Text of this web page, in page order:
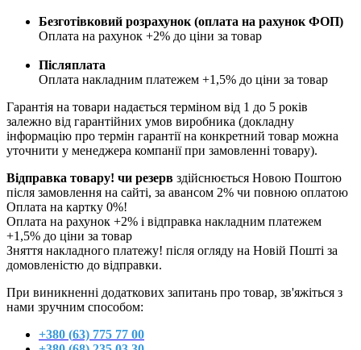
Безготівковий розрахунок (оплата на рахунок ФОП)
Оплата на рахунок +2% до ціни за товар
Післяплата
Оплата накладним платежем +1,5% до ціни за товар
Гарантія на товари надається терміном від 1 до 5 років
залежно від гарантійних умов виробника (докладну
інформацію про термін гарантії на конкретний товар можна
уточнити у менеджера компанії при замовленні товару).
Відправка товару! чи резерв здійснюється Новою Поштою
після замовлення на сайті, за авансом 2% чи повною оплатою
Оплата на картку 0%!
Оплата на рахунок +2% і відправка накладним платежем
+1,5% до ціни за товар
Зняття накладного платежу! після огляду на Новій Пошті за
домовленістю до відправки.
При виникненні додаткових запитань про товар, зв'яжіться з
нами зручним способом:
+380 (63) 775 77 00